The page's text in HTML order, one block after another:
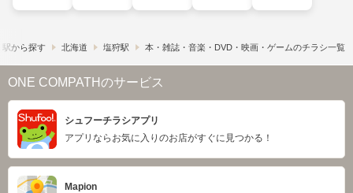
駅から探す 北海道 塩狩駅 本・雑誌・音楽・DVD・映画・ゲームのチラシ一覧
ONE COMPATHのサービス
シュフーチラシアプリ
アプリならお気に入りのお店がすぐに見つかる！
Mapion